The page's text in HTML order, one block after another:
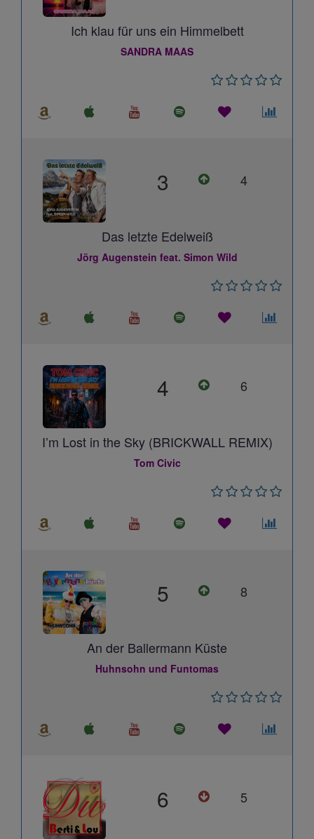
Ich klau für uns ein Himmelbett
SANDRA MAAS
3 4
Das letzte Edelweiß
Jörg Augenstein feat. Simon Wild
4 6
I’m Lost in the Sky (BRICKWALL REMIX)
Tom Civic
5 8
An der Ballermann Küste
Huhnsohn und Funtomas
6 5